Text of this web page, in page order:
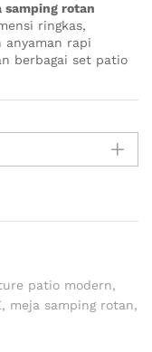
samping rotan
ringkas,
anyaman rapi
berbagai set patio
patio modern,
, meja samping rotan,